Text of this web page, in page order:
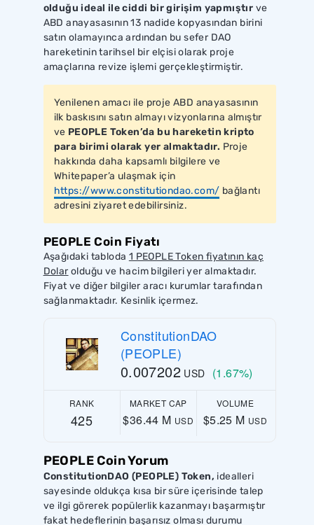
olduğu ideal ile ciddi bir girişim yapmıştır ve
ABD anayasasının 13 nadide kopyasından birini
satın olamayınca ardından bu sefer DAO
hareketinin tarihsel bir elçisi olarak proje
amaçlarına revize işlemi gerçekleştirmiştir.
Yenilenen amacı ile proje ABD anayasasının
ilk baskısını satın almayı vizyonlarına almıştır
ve PEOPLE Token’da bu hareketin kripto
para birimi olarak yer almaktadır. Proje
hakkında daha kapsamlı bilgilere ve
Whitepaper’a ulaşmak için
https://www.constitutiondao.com/ bağlantı
adresini ziyaret edebilirsiniz.
PEOPLE Coin Fiyatı
Aşağıdaki tabloda 1 PEOPLE Token fiyatının kaç
Dolarolduğu ve hacim bilgileri yer almaktadır.
Fiyat ve diğer bilgiler aracı kurumlar tarafından
sağlanmaktadır. Kesinlik içermez.
ConstitutionDAO
(PEOPLE)
0.007202 USD (1.67%)
RANK
425
MARKET CAP
$36.44 M USD
VOLUME
$5.25 M USD
PEOPLE Coin Yorum
ConstitutionDAO (PEOPLE) Token, idealleri
sayesinde oldukça kısa bir süre içerisinde talep
ve ilgi görerek popülerlik kazanmayı başarmıştır
fakat hedeflerinin başarısız olması durumu